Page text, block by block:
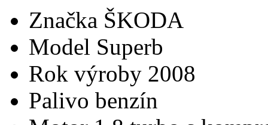
Značka ŠKODA
Model Superb
Rok výroby 2008
Palivo benzín